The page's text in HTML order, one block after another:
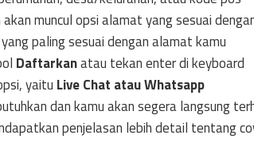
muncul opsi alamat yang sesuai
yang paling sesuai dengan alamat kamu
Daftarkanatau tekan enter di keyboard
yaitu Live Chat atau Whatsapp
dan kamu akan segera langsung
penjelasan lebih detail tentang